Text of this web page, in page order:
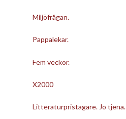
Miljöfrågan.
Pappalekar.
Fem veckor.
X2000
Litteraturpristagare. Jo tjena.